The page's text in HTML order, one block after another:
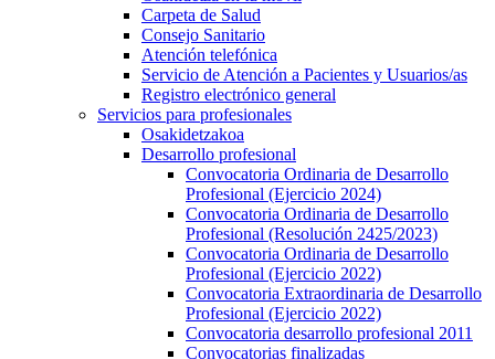
Carpeta de Salud
Consejo Sanitario
Atención telefónica
Servicio de Atención a Pacientes y Usuarios/as
Registro electrónico general
Servicios para profesionales
Osakidetzakoa
Desarrollo profesional
Convocatoria Ordinaria de Desarrollo
Profesional (Ejercicio 2024)
Convocatoria Ordinaria de Desarrollo
Profesional (Resolución 2425/2023)
Convocatoria Ordinaria de Desarrollo
Profesional (Ejercicio 2022)
Convocatoria Extraordinaria de Desarrollo
Profesional (Ejercicio 2022)
Convocatoria desarrollo profesional 2011
Convocatorias finalizadas